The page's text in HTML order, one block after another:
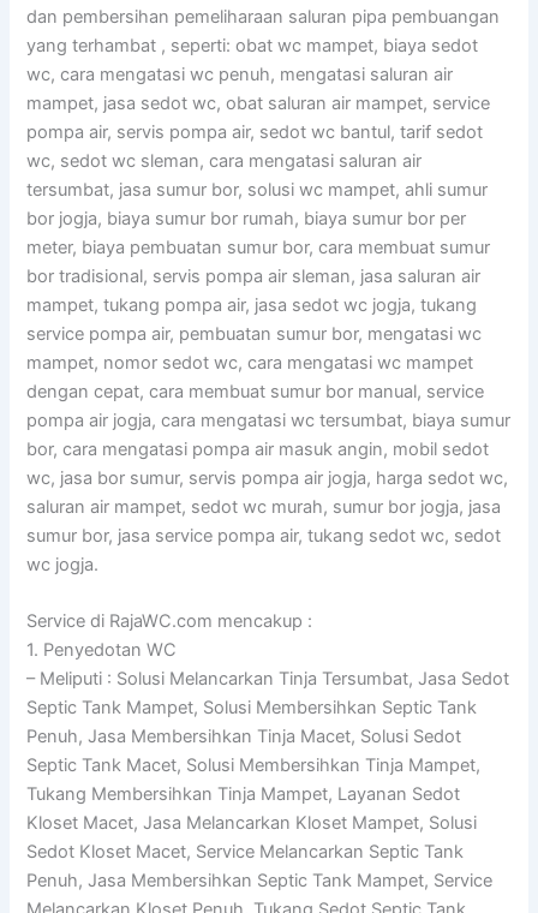
dan pembersihan pemeliharaan saluran pipa pembuangan
yang terhambat , seperti: obat wc mampet, biaya sedot
wc, cara mengatasi wc penuh, mengatasi saluran air
mampet, jasa sedot wc, obat saluran air mampet, service
pompa air, servis pompa air, sedot wc bantul, tarif sedot
wc, sedot wc sleman, cara mengatasi saluran air
tersumbat, jasa sumur bor, solusi wc mampet, ahli sumur
bor jogja, biaya sumur bor rumah, biaya sumur bor per
meter, biaya pembuatan sumur bor, cara membuat sumur
bor tradisional, servis pompa air sleman, jasa saluran air
mampet, tukang pompa air, jasa sedot wc jogja, tukang
service pompa air, pembuatan sumur bor, mengatasi wc
mampet, nomor sedot wc, cara mengatasi wc mampet
dengan cepat, cara membuat sumur bor manual, service
pompa air jogja, cara mengatasi wc tersumbat, biaya sumur
bor, cara mengatasi pompa air masuk angin, mobil sedot
wc, jasa bor sumur, servis pompa air jogja, harga sedot wc,
saluran air mampet, sedot wc murah, sumur bor jogja, jasa
sumur bor, jasa service pompa air, tukang sedot wc, sedot
wc jogja.
Service di RajaWC.com mencakup :
1. Penyedotan WC
– Meliputi : Solusi Melancarkan Tinja Tersumbat, Jasa Sedot
Septic Tank Mampet, Solusi Membersihkan Septic Tank
Penuh, Jasa Membersihkan Tinja Macet, Solusi Sedot
Septic Tank Macet, Solusi Membersihkan Tinja Mampet,
Tukang Membersihkan Tinja Mampet, Layanan Sedot
Kloset Macet, Jasa Melancarkan Kloset Mampet, Solusi
Sedot Kloset Macet, Service Melancarkan Septic Tank
Penuh, Jasa Membersihkan Septic Tank Mampet, Service